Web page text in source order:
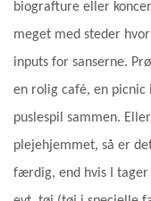
biografture eller
meget med steder
inputs for sanserne.
en rolig café, en
puslespil sammen.
plejehjemmet, så er
færdig, end hvis I tager